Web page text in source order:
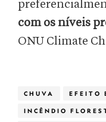
com os níveis
ONU Climate
CHUVA EFEITO
INCÊNDIO